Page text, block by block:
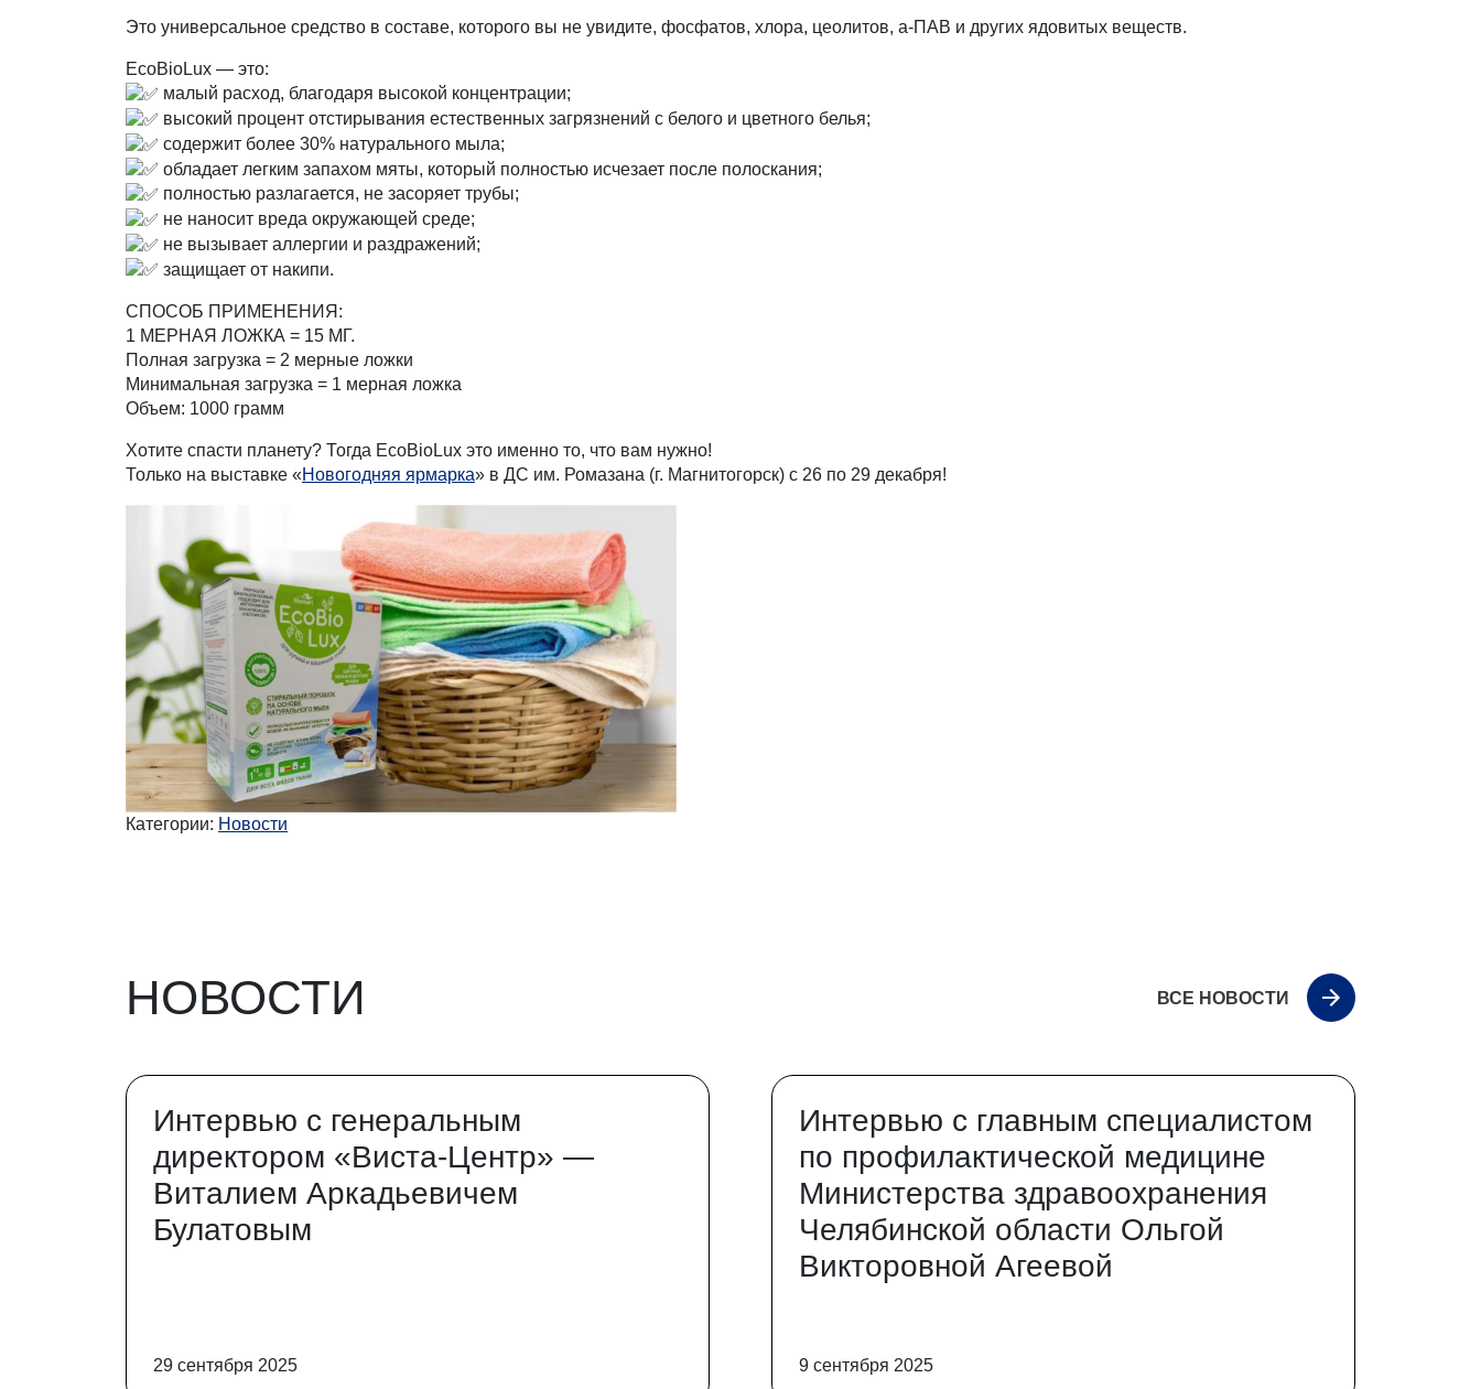
Это универсальное средство в составе, которого вы не увидите, фосфатов, хлора, цеолитов, а-ПАВ и других ядовитых веществ.
EcoBioLux — это:
малый расход, благодаря высокой концентрации;
высокий процент отстирывания естественных загрязнений с белого и цветного белья;
содержит более 30% натурального мыла;
обладает легким запахом мяты, который полностью исчезает после полоскания;
полностью разлагается, не засоряет трубы;
не наносит вреда окружающей среде;
не вызывает аллергии и раздражений;
защищает от накипи.
СПОСОБ ПРИМЕНЕНИЯ:
1 МЕРНАЯ ЛОЖКА = 15 МГ.
Полная загрузка = 2 мерные ложки
Минимальная загрузка = 1 мерная ложка
Объем: 1000 грамм
Хотите спасти планету? Тогда EcoBioLux это именно то, что вам нужно!
Только на выставке «Новогодняя ярмарка» в ДС им. Ромазана (г. Магнитогорск) с 26 по 29 декабря!
Категории: Новости
НОВОСТИ ВСЕ НОВОСТИ
Интервью с генеральным
директором «Виста-Центр» —
Виталием Аркадьевичем
Булатовым
29 сентября 2025
Интервью с главным специалистом
по профилактической медицине
Министерства здравоохранения
Челябинской области Ольгой
Викторовной Агеевой
9 сентября 2025